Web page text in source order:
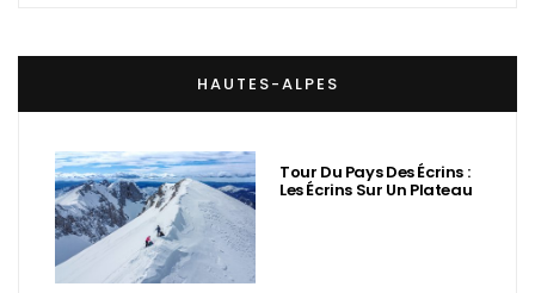
HAUTES-ALPES
Tour Du Pays Des Écrins :
Les Écrins Sur Un Plateau